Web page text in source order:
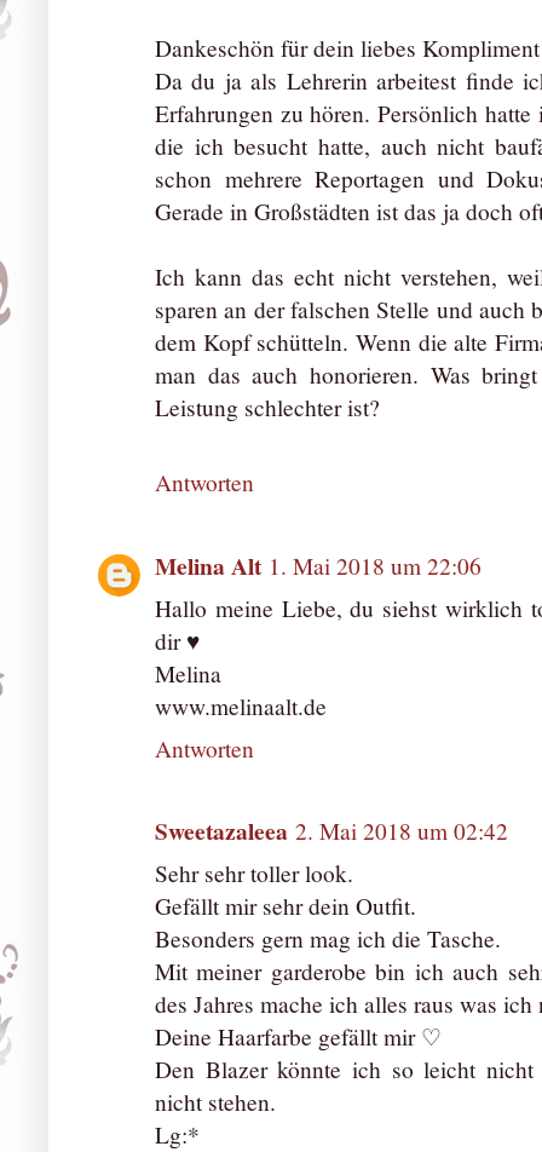
Dankeschön für dein liebes
Da du ja als Lehrerin arbeitest finde
Erfahrungen zu hören. Persönlich
die ich besucht hatte, auch nicht
schon mehrere Reportagen und
Gerade in Großstädten ist das ja doch
Ich kann das echt nicht verstehen,
sparen an der falschen Stelle und
dem Kopf schütteln. Wenn die alte
man das auch honorieren. Was
Leistung schlechter ist?
Antworten
Melina Alt 1. Mai 2018 um 22:06
Hallo meine Liebe, du siehst wirklich
dir ♥
Melina
www.melinaalt.de
Antworten
Sweetazaleea 2. Mai 2018 um 02:42
Sehr sehr toller look.
Gefällt mir sehr dein Outfit.
Besonders gern mag ich die Tasche.
Mit meiner garderobe bin ich auch
des Jahres mache ich alles raus was
Deine Haarfarbe gefällt mir ♡
Den Blazer könnte ich so leicht
nicht stehen.
Lg:*